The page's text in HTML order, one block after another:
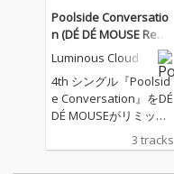
ら不快感と怒りを体現
した調声された初音ミ
クの歌全てが歪んだ、
幻想的で不快感マック
スなダークメルヘンモ
ダンバレエボカロ！
Poolside Conversatio
n (DÉ DÉ MOUSE Remi
x)Luminous Cloud
4th シングル『Poolsid
e Conversation』をDÉ
DÉ MOUSEがリミック
ックスウィング的なア
3 tracks